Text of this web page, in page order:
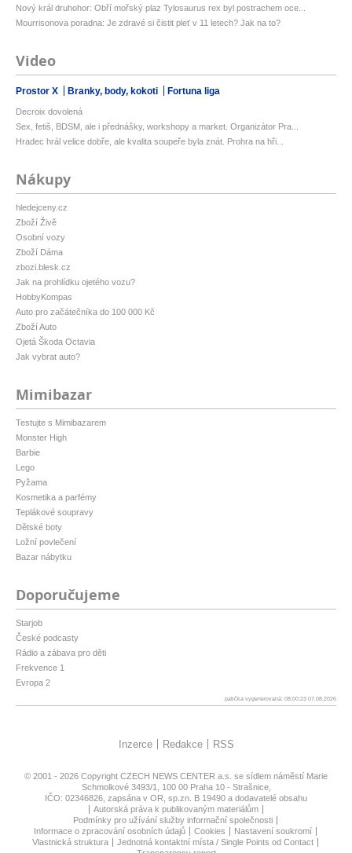
Nový král druhohor: Obří mořský plaz Tylosaurus rex byl postrachem oce...
Mourrisonova poradna: Je zdravé si čistit pleť v 11 letech? Jak na to?
Video
Prostor X Branky, body, kokoti Fortuna liga
Decroix dovolená
Sex, fetiš, BDSM, ale i přednášky, workshopy a market. Organizátor Pra...
Hradec hrál velice dobře, ale kvalita soupeře byla znát. Prohra na hři...
Nákupy
hledejceny.cz
Zboží Živě
Osobní vozy
Zboží Dáma
zbozi.blesk.cz
Jak na prohlídku ojetého vozu?
HobbyKompas
Auto pro začátečníka do 100 000 Kč
Zboží Auto
Ojetá Škoda Octavia
Jak vybrat auto?
Mimibazar
Testujte s Mimibazarem
Monster High
Barbie
Lego
Pyžama
Kosmetika a parfémy
Teplákové soupravy
Dětské boty
Ložní povlečení
Bazar nábytku
Doporučujeme
Starjob
České podcasty
Rádio a zábava pro děti
Frekvence 1
Evropa 2
patička vygenerovaná: 08:00:23 07.08.2026
Inzerce Redakce RSS
© 2001 - 2026 Copyright CZECH NEWS CENTER a.s. se sídlem náměstí Marie
Schmolkové 3493/1, 100 00 Praha 10 - Strašnice,
IČO: 02346826, zapsána v OR, sp.zn. B 19490 a dodavatelé obsahu
Autorská práva k publikovaným materiálům
Podmínky pro užívání služby informační společnosti
Informace o zpracování osobních údajů
Cookies
Nastavení soukromí
Vlastnická struktura
Jednotná kontaktní místa / Single Points od Contact